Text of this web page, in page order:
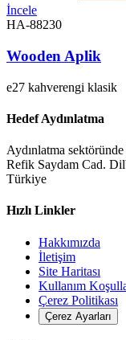
İncele
HA-88230
Wooden Aplik
e27 kahverengi klasik
Hedef Aydınlatma
Aydınlatma
Refik Saydam Cad.
Türkiye
Hızlı Linkler
Hakkımızda
İletişim
Site Haritası
Kullanım
Çerez Politikası
Çerez Ayarları